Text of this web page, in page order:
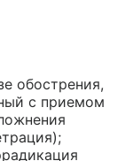
обострения,
с приемом